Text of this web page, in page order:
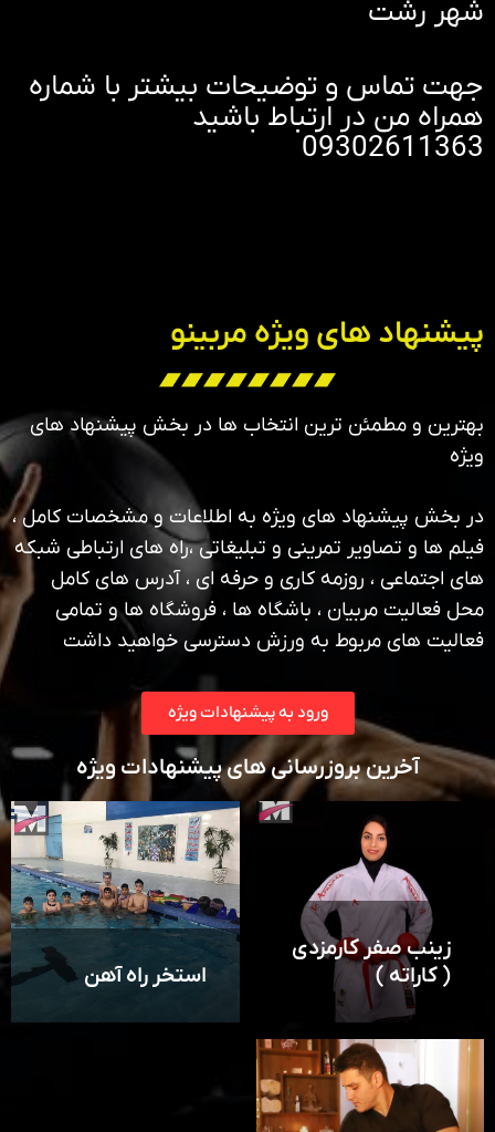
شهر رشت
جهت تماس و توضیحات بیشتر با شماره
همراه من در ارتباط باشید
09302611363
پیشنهاد های ویژه مربینو
بهترین و مطمئن ترین انتخاب ها در بخش پیشنهاد های
ویژه
در بخش پیشنهاد های ویژه به اطلاعات و مشخصات کامل ،
فیلم ها و تصاویر تمرینی و تبلیغاتی ،راه های ارتباطی شبکه
های اجتماعی ، روزمه کاری و حرفه ای ، آدرس های کامل
محل فعالیت مربیان ، باشگاه ها ، فروشگاه ها و تمامی
فعالیت های مربوط به ورزش دسترسی خواهید داشت
ورود به پیشنهادات ویژه
آخرین بروزرسانی های پیشنهادات ویژه
زینب صفر کارمزدی
( کاراته )
استخر راه آهن